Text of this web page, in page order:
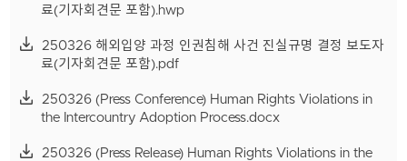
료(기자회견문 포함).hwp
250326 해외입양 과정 인권침해 사건 진실규명 결정 보도자
료(기자회견문 포함).pdf
250326 (Press Conference) Human Rights Violations in
the Intercountry Adoption Process.docx
250326 (Press Release) Human Rights Violations in the